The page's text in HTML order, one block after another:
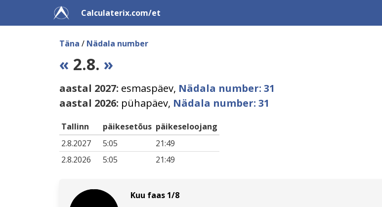
Calculaterix.com/et
Täna / Nädala number
« 2.8. »
aastal 2027: esmaspäev, Nädala number: 31
aastal 2026: pühapäev, Nädala number: 31
Tallinn päikesetõus päikeseloojang
2.8.2027
5:05
21:49
2.8.2026
5:05 21:49
Kuu faas 1/8